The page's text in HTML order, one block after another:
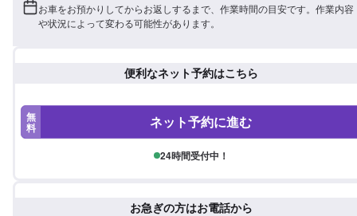
お車をお預かりしてからお返しするまで、作業時間の目安です。作業内容
や状況によって変わる可能性があります。
便利なネット予約はこちら
無
料 ネット予約に進む
24時間受付中！
お急ぎの方はお電話から